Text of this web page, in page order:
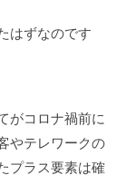
はずなのです
がコロナ禍前に
やテレワークの
プラス要素は確